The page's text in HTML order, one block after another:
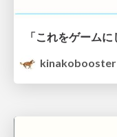
kinakobooster